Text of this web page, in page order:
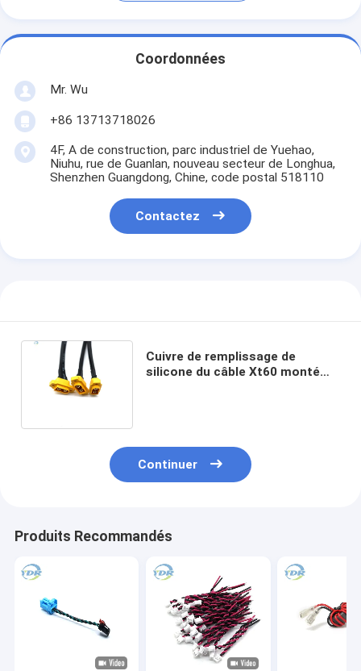
Coordonnées
Mr. Wu
+86 13713718026
4F, A de construction, parc industriel de Yuehao,
Niuhu, rue de Guanlan, nouveau secteur de Longhua,
Shenzhen Guangdong, Chine, code postal 518110
Contactez
Cuivre de remplissage de
silicone du câble Xt60 monté
Continuer
Produits Recommandés